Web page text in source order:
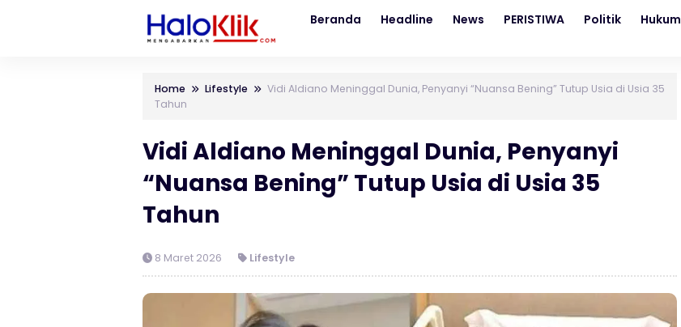
Beranda Headline News PERISTIWA Politik Hukum
Home Lifestyle
Vidi Aldiano Meninggal Dunia, Penyanyi “Nuansa Bening” Tutup Usia di Usia 35
Tahun
Vidi Aldiano Meninggal Dunia, Penyanyi
“Nuansa Bening” Tutup Usia di Usia 35
Tahun
8 Maret 2026 Lifestyle